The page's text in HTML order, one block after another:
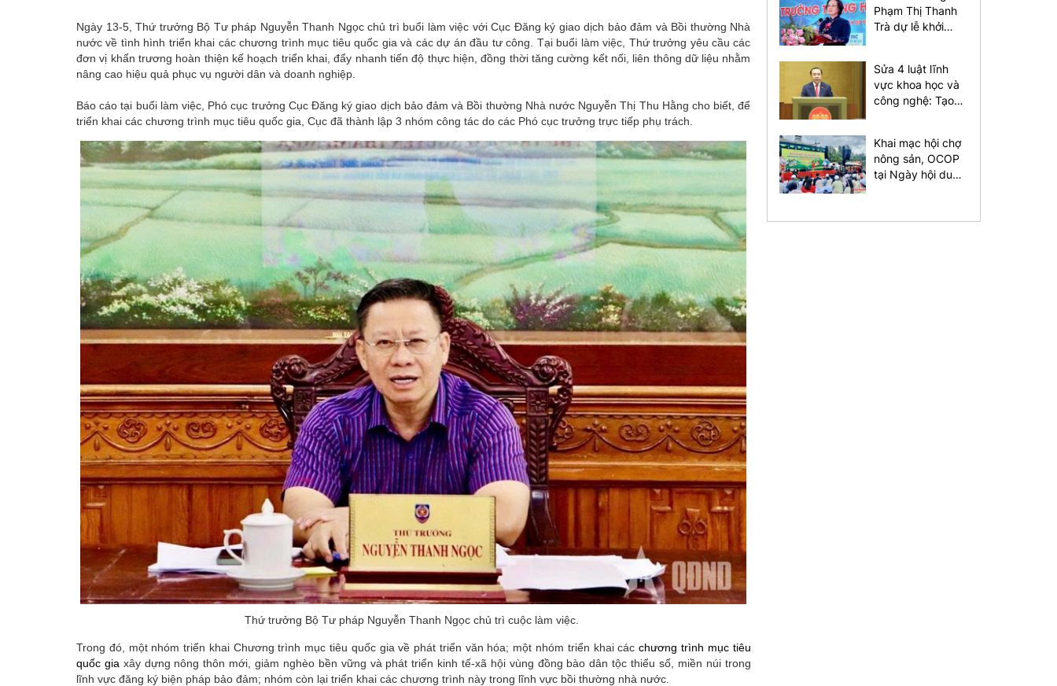
Ngày 13-5, Thứ trưởng Bộ Tư pháp Nguyễn Thanh Ngọc chủ trì buổi làm việc với Cục Đăng ký giao dịch bảo đảm và Bồi thường Nhà
nước về tình hình triển khai các chương trình mục tiêu quốc gia và các dự án đầu tư công. Tại buổi làm việc, Thứ trưởng yêu cầu các
đơn vị khẩn trương hoàn thiện kế hoạch triển khai, đẩy nhanh tiến độ thực hiện, đồng thời tăng cường kết nối, liên thông dữ liệu nhằm
nâng cao hiệu quả phục vụ người dân và doanh nghiệp.
Báo cáo tại buổi làm việc, Phó cục trưởng Cục Đăng ký giao dịch bảo đảm và Bồi thường Nhà nước Nguyễn Thị Thu Hằng cho biết, để
triển khai các chương trình mục tiêu quốc gia, Cục đã thành lập 3 nhóm công tác do các Phó cục trưởng trực tiếp phụ trách.
Thứ trưởng Bộ Tư pháp Nguyễn Thanh Ngọc chủ trì cuộc làm việc.
Trong đó, một nhóm triển khai Chương trình mục tiêu quốc gia về phát triển văn hóa; một nhóm triển khai cácchương trình mục tiêu
quốc gia xây dựng nông thôn mới, giảm nghèo bền vững và phát triển kinh tế-xã hội vùng đồng bào dân tộc thiểu số, miền núi trong
lĩnh vực đăng ký biện pháp bảo đảm; nhóm còn lại triển khai các chương trình này trong lĩnh vực bồi thường nhà nước.
Phạm Thị Thanh
Trà dự lễ khởi
Trung học phổ
thông Nam Đàn 1
Sửa 4 luật lĩnh
vực khoa học và
công nghệ: Tạo
Khai mạc hội chợ
nông sản, OCOP
tại Ngày hội du